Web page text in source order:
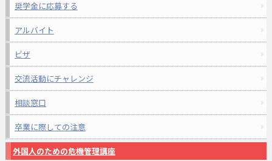
奨学金に応募する
アルバイト
ビザ
交流活動にチャレンジ
相談窓口
卒業に際しての注意
外国人のための危機管理講座